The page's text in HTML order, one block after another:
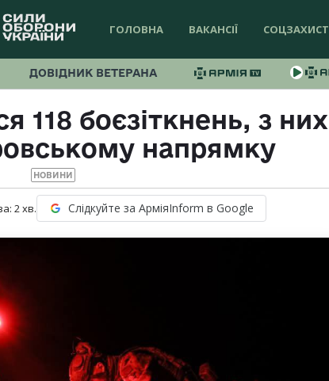
ГОЛОВНА ВАКАНСІЇ СОЦЗАХИСТ
ДОВІДНИК ВЕТЕРАНА
118 боєзіткнень, з них
напрямку
НОВИНИ
2хв. Слідкуйте за АрміяInform в Google